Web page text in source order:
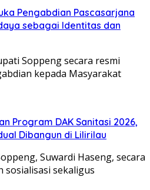
Pengabdian Pascasarjana
sebagai Identitas dan
Soppeng secara resmi
kepada Masyarakat
Program DAK Sanitasi 2026,
Dibangun di Lilirilau
Suwardi Haseng, secara
sosialisasi sekaligus